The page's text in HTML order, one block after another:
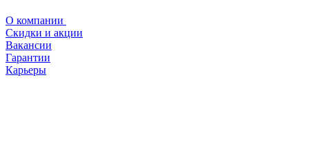
О компании
Скидки и акции
Вакансии
Гарантии
Карьеры